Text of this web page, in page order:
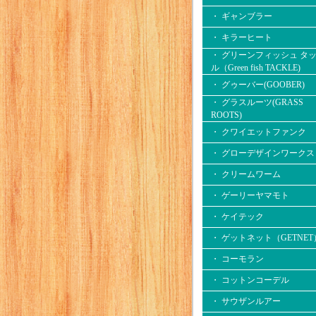
・ ギャンブラー
・ キラーヒート
・ グリーンフィッシュ タ
ル（Green fish TACKLE)
・ グゥーバー(GOOBER)
・ グラスルーツ(GRASS
ROOTS)
・ クワイエットファンク
・ グローデザインワークス
・ クリームワーム
・ ゲーリーヤマモト
・ ケイテック
・ ゲットネット（GETNET
・ コーモラン
・ コットンコーデル
・ サウザンルアー